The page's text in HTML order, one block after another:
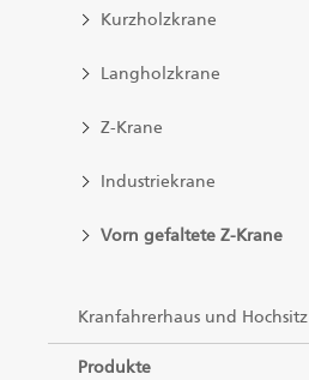
Kurzholzkrane
Langholzkrane
Z-Krane
Industriekrane
Vorn gefaltete Z-Krane
Kranfahrerhaus und Hochsitz
Produkte